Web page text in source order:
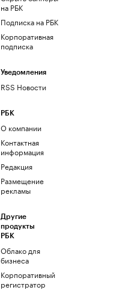
на РБК
Подписка на РБК
Корпоративная
подписка
Уведомления
RSS Новости
РБК
О компании
Контактная
информация
Редакция
Размещение
рекламы
Другие
продукты
РБК
Облако для
бизнеса
Корпоративный
регистратор